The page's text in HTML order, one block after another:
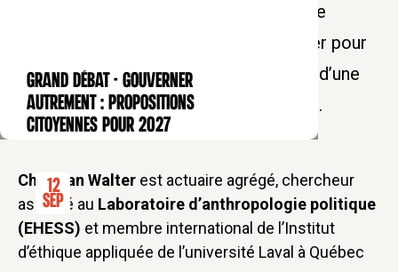
CONFÉRENCE
GRAND DÉBAT - Gouverner
autrement : propositions
citoyennes pour 2027
12
Sep
Religieuse (IHEFR) vous convie à cette
conférence animée par Christian Walter pour
penser les outils financiers à l’épreuve d’une
éthique chrétienne de l’investissement.
Christian Walter est actuaire agrégé, chercheur
associé au Laboratoire d’anthropologie politique
(EHESS) et membre international de l’Institut
d’éthique appliquée de l’université Laval à Québec